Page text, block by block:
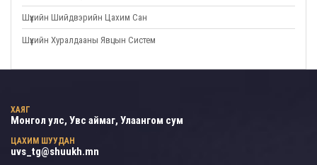
Шүүхийн Шийдвэрийн Цахим Сан
Шүүхийн Хуралдааны Явцын Систем
ХАЯГ
Монгол улс, Увс аймаг, Улаангом сум
ЦАХИМ ШУУДАН
uvs_tg@shuukh.mn